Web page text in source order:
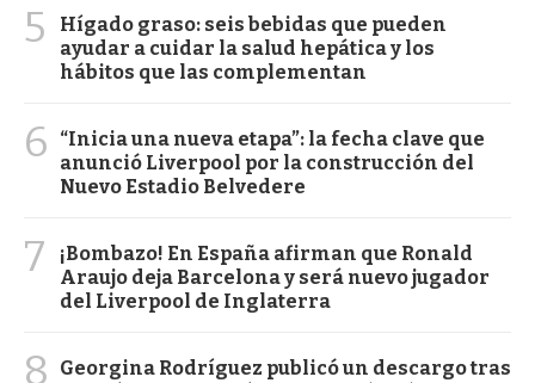
5
Hígado graso: seis bebidas que pueden
ayudar a cuidar la salud hepática y los
hábitos que las complementan
6
“Inicia una nueva etapa”: la fecha clave que
anunció Liverpool por la construcción del
Nuevo Estadio Belvedere
7
¡Bombazo! En España afirman que Ronald
Araujo deja Barcelona y será nuevo jugador
del Liverpool de Inglaterra
8
Georgina Rodríguez publicó un descargo tras